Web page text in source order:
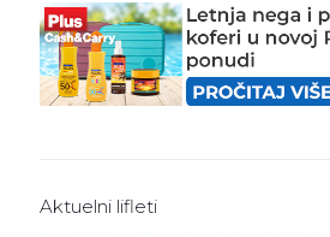
Aktuelni lifleti